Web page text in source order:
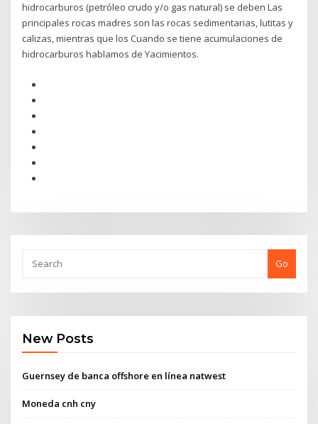
hidrocarburos (petróleo crudo y/o gas natural) se deben Las
principales rocas madres son las rocas sedimentarias, lutitas y
calizas, mientras que los Cuando se tiene acumulaciones de
hidrocarburos hablamos de Yacimientos.
Go
New Posts
Guernsey de banca offshore en línea natwest
Moneda cnh cny